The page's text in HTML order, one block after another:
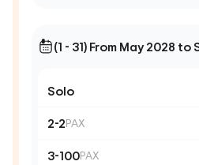
(1 - 31) From May 2028 to
Solo
2-2PAX
3-100PAX